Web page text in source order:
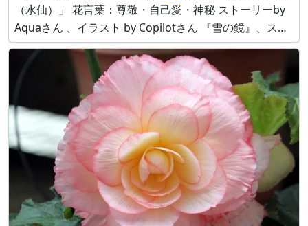
（水仙）」 花言葉：尊敬・自己愛・神秘 ストーリーby
Aquaさん 、イラスト by Copilotさん 『雪の鏡』、スイ
セン（水仙、学名：Narcissus） 『雪の鏡』 by Aqua 山
あいの小さな村。 冬の朝